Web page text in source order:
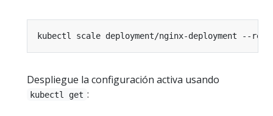
kubectl scale deployment/nginx-deployment --
Despliegue la configuración activa usando
kubectl get :